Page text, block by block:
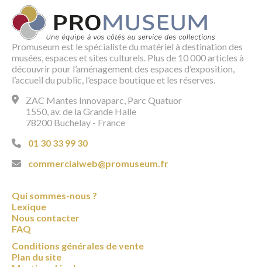
Promuseum est le spécialiste du matériel à destination des
musées, espaces et sites culturels. Plus de 10 000 articles à
découvrir pour l’aménagement des espaces d’exposition,
l’accueil du public, l’espace boutique et les réserves.
ZAC Mantes Innovaparc, Parc Quatuor
1550, av. de la Grande Halle
78200 Buchelay - France
01 30 33 99 30
commercialweb@promuseum.fr
Qui sommes-nous ?
Lexique
Nous contacter
FAQ
Conditions générales de vente
Plan du site